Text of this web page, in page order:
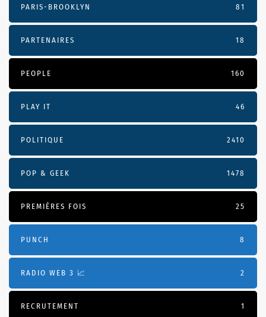
PARIS-BROOKLYN 81
PARTENAIRES 18
PEOPLE 160
PLAY IT 46
POLITIQUE 2410
POP & GEEK 1478
PREMIÈRES FOIS 25
PUNCH 8
RADIO WEB 3 📈 2
RECRUTEMENT 1